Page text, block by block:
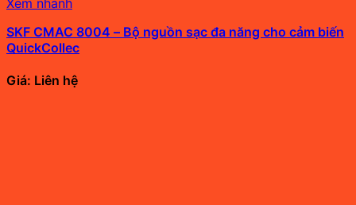
Xem nhanh
SKF CMAC 8004 – Bộ nguồn sạc đa năng cho cảm biến
QuickCollec
Giá: Liên hệ